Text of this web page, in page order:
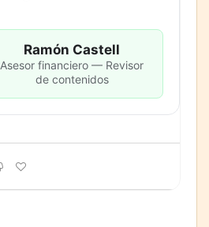
Ramón Castell
Asesor financiero — Revisor
de contenidos